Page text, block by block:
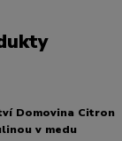
Domovina Citron
v medu